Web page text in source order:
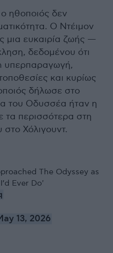
ο ηθοποιός δεν
Ο Ντέιμον
μια ευκαιρία ζωής —
δεδομένου ότι
υπερπαραγωγή,
και κυρίως
δήλωσε στο
του Οδυσσέα ήταν η
τα περισσότερα στη
Χόλιγουντ.
The Odyssey as
Ever Do'
13, 2026